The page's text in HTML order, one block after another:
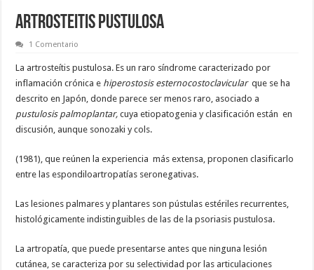
ARTROSTEITIS PUSTULOSA
1 Comentario
La artrosteítis pustulosa. Es un raro síndrome caracterizado por
inflamación crónica e hiperostosis esternocostoclavicular que se ha
descrito en Japón, donde parece ser menos raro, asociado a
pustulosis palmoplantar,cuya etiopatogenia y clasificación están en
discusión, aunque sonozaki y cols.
(1981), que reúnen la experiencia más extensa, proponen clasificarlo
entre las espondiloartropatías seronegativas.
Las lesiones palmares y plantares son pústulas estériles recurrentes,
histológicamente indistinguibles de las de la psoriasis pustulosa.
La artropatía, que puede presentarse antes que ninguna lesión
cutánea, se caracteriza por su selectividad por las articulaciones